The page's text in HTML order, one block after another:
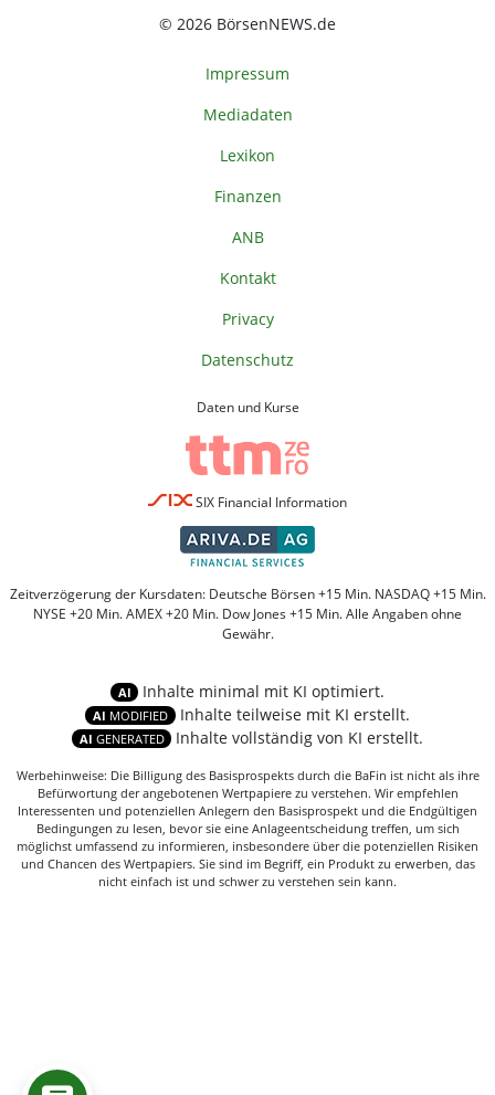
© 2026 BörsenNEWS.de
Impressum
Mediadaten
Lexikon
Finanzen
ANB
Kontakt
Privacy
Datenschutz
Daten und Kurse
SIX Financial Information
Zeitverzögerung der Kursdaten: Deutsche Börsen +15 Min. NASDAQ +15 Min.
NYSE +20 Min. AMEX +20 Min. Dow Jones +15 Min. Alle Angaben ohne
Gewähr.
AI Inhalte minimal mit KI optimiert.
AI MODIFIED Inhalte teilweise mit KI erstellt.
AI GENERATED Inhalte vollständig von KI erstellt.
Werbehinweise: Die Billigung des Basisprospekts durch die BaFin ist nicht als ihre
Befürwortung der angebotenen Wertpapiere zu verstehen. Wir empfehlen
Interessenten und potenziellen Anlegern den Basisprospekt und die Endgültigen
Bedingungen zu lesen, bevor sie eine Anlageentscheidung treffen, um sich
möglichst umfassend zu informieren, insbesondere über die potenziellen Risiken
und Chancen des Wertpapiers. Sie sind im Begriff, ein Produkt zu erwerben, das
nicht einfach ist und schwer zu verstehen sein kann.